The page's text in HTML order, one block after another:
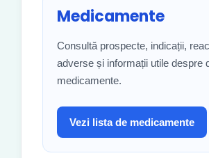
Medicamente
Consultă prospecte, indicații,
adverse și informații utile despre
medicamente.
Vezi lista de medicamente